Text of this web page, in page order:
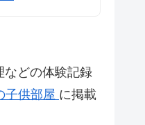
などの体験記録
子供部屋 に掲載